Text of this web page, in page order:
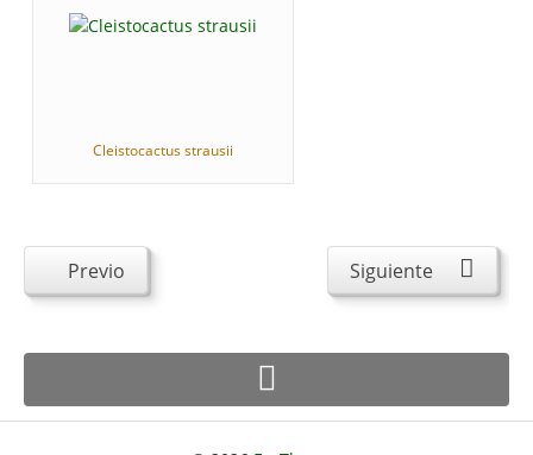
Cleistocactus strausii
Previo Siguiente